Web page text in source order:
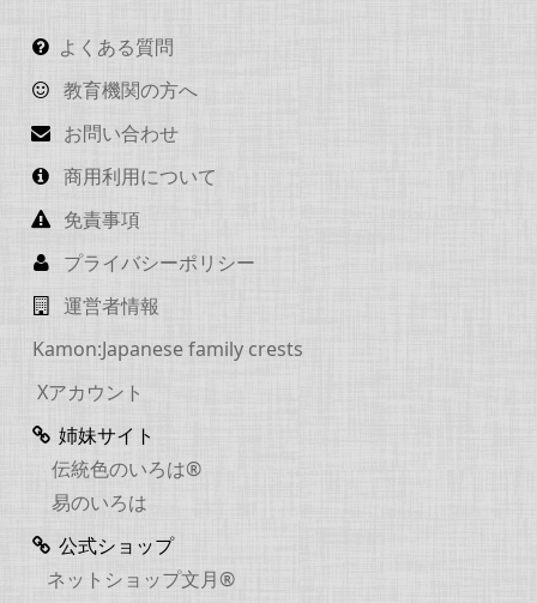
よくある質問
教育機関の方へ
お問い合わせ
商用利用について
免責事項
プライバシーポリシー
運営者情報
Kamon:Japanese family crests
Xアカウント
姉妹サイト
伝統色のいろは®
易のいろは
公式ショップ
ネットショップ文月®